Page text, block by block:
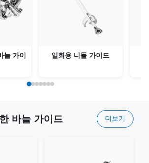
늘 가이
일회용 니들 가이드
바늘 가이드 더보기